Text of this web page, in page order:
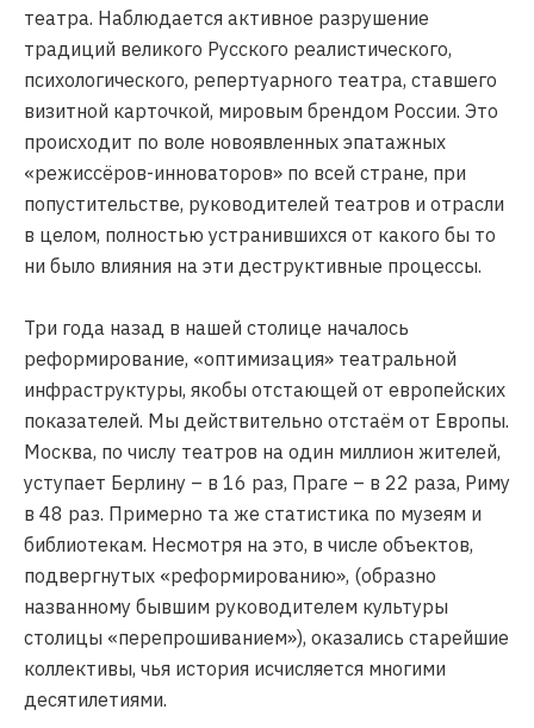
театра. Наблюдается активное разрушение
традиций великого Русского реалистического,
психологического, репертуарного театра, ставшего
визитной карточкой, мировым брендом России. Это
происходит по воле новоявленных эпатажных
«режиссёров-инноваторов» по всей стране, при
попустительстве, руководителей театров и отрасли
в целом, полностью устранившихся от какого бы то
ни было влияния на эти деструктивные процессы.
Три года назад в нашей столице началось
реформирование, «оптимизация» театральной
инфраструктуры, якобы отстающей от европейских
показателей. Мы действительно отстаём от Европы.
Москва, по числу театров на один миллион жителей,
уступает Берлину – в 16 раз, Праге – в 22 раза, Риму
в 48 раз. Примерно та же статистика по музеям и
библиотекам. Несмотря на это, в числе объектов,
подвергнутых «реформированию», (образно
названному бывшим руководителем культуры
столицы «перепрошиванием»), оказались старейшие
коллективы, чья история исчисляется многими
десятилетиями.